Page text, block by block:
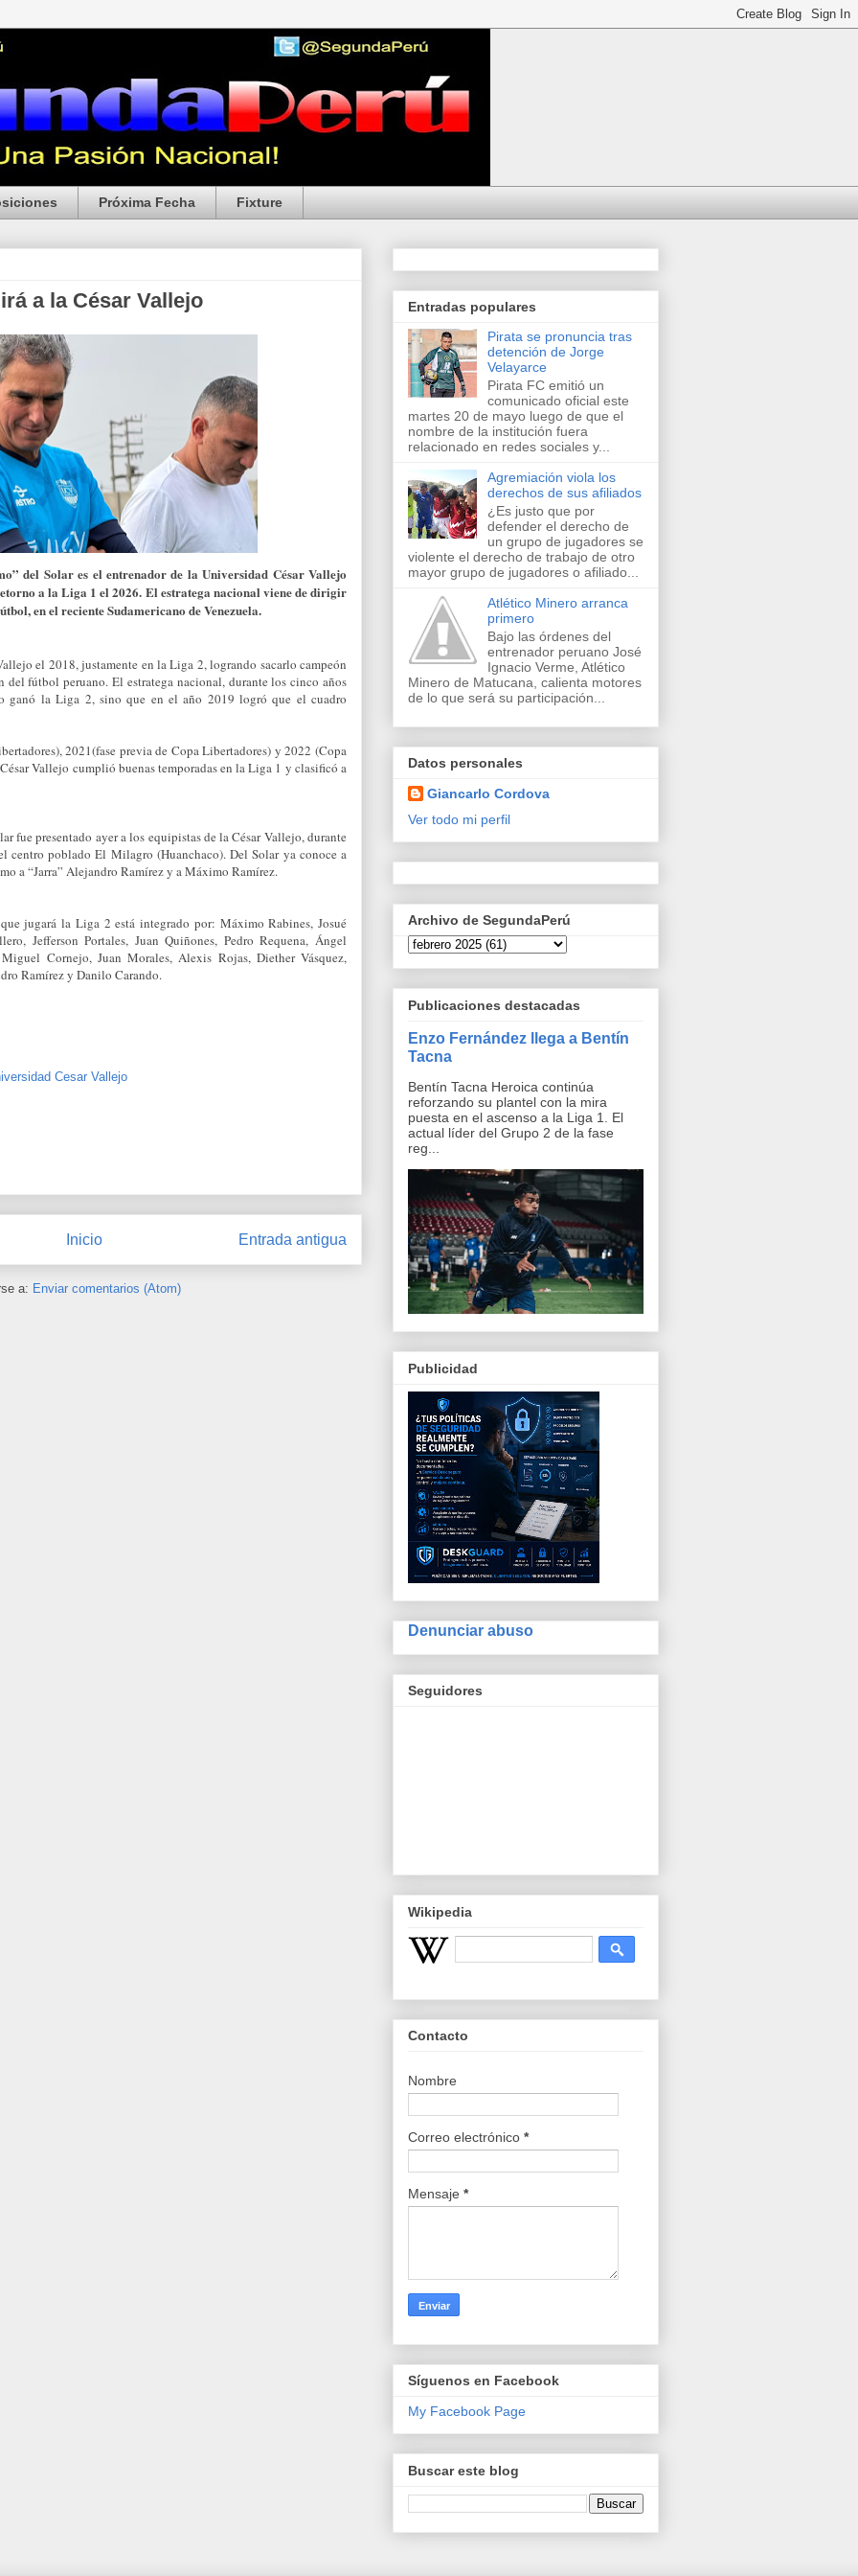
Próxima Fecha Fixture
a la César Vallejo
del Solar es el entrenador de la Universidad César Vallejo
a la Liga 1 el 2026. El estratega nacional viene de dirigir
en el reciente Sudamericano de Venezuela.
el 2018, justamente en la Liga 2, logrando sacarlo campeón
fútbol peruano. El estratega nacional, durante los cinco años
ganó la Liga 2, sino que en el año 2019 logró que el cuadro
2021(fase previa de Copa Libertadores) y 2022 (Copa
Vallejo cumplió buenas temporadas en la Liga 1 y clasificó a
fue presentado ayer a los equipistas de la César Vallejo, durante
centro poblado El Milagro (Huanchaco). Del Solar ya conoce a
a “Jarra” Alejandro Ramírez y a Máximo Ramírez.
jugará la Liga 2 está integrado por: Máximo Rabines, Josué
Jefferson Portales, Juan Quiñones, Pedro Requena, Ángel
Cornejo, Juan Morales, Alexis Rojas, Diether Vásquez,
Ramírez y Danilo Carando.
Cesar Vallejo
Entrada antigua
Inicio
a: Enviar comentarios (Atom)
Entradas populares
Pirata se pronuncia tras
detención de Jorge
Velayarce
Pirata FC emitió un
comunicado oficial este
martes 20 de mayo luego de que el
nombre de la institución fuera
relacionado en redes sociales y...
Agremiación viola los
derechos de sus afiliados
¿Es justo que por
defender el derecho de
un grupo de jugadores se
violente el derecho de trabajo de otro
mayor grupo de jugadores o afiliado...
Atlético Minero arranca
primero
Bajo las órdenes del
entrenador peruano José
Ignacio Verme, Atlético
Minero de Matucana, calienta motores
de lo que será su participación...
Datos personales
Giancarlo Cordova
Ver todo mi perfil
Archivo de SegundaPerú
Publicaciones destacadas
Enzo Fernández llega a Bentín
Tacna
Bentín Tacna Heroica continúa
reforzando su plantel con la mira
puesta en el ascenso a la Liga 1. El
actual líder del Grupo 2 de la fase
reg...
Publicidad
Denunciar abuso
Seguidores
Wikipedia
Contacto
Nombre
Correo electrónico *
Mensaje *
Síguenos en Facebook
My Facebook Page
Buscar este blog